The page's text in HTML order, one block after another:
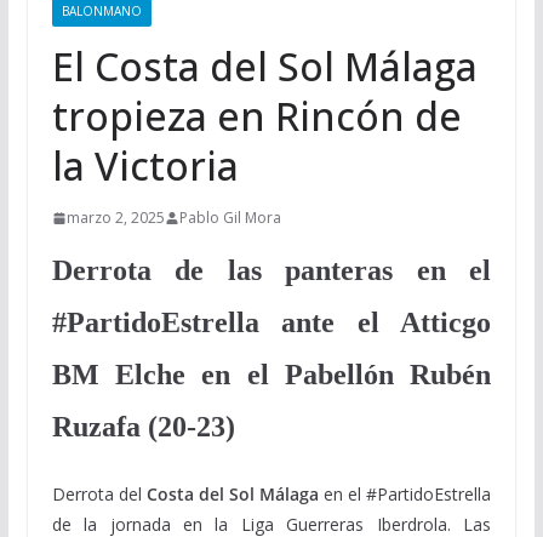
BALONMANO
El Costa del Sol Málaga
tropieza en Rincón de
la Victoria
marzo 2, 2025 Pablo Gil Mora
Derrota de las panteras en el
#PartidoEstrella ante el Atticgo
BM Elche en el Pabellón Rubén
Ruzafa (20-23)
Derrota del Costa del Sol Málaga en el #PartidoEstrella
de la jornada en la Liga Guerreras Iberdrola. Las